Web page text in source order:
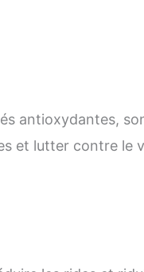
antioxydantes,
et lutter contre le